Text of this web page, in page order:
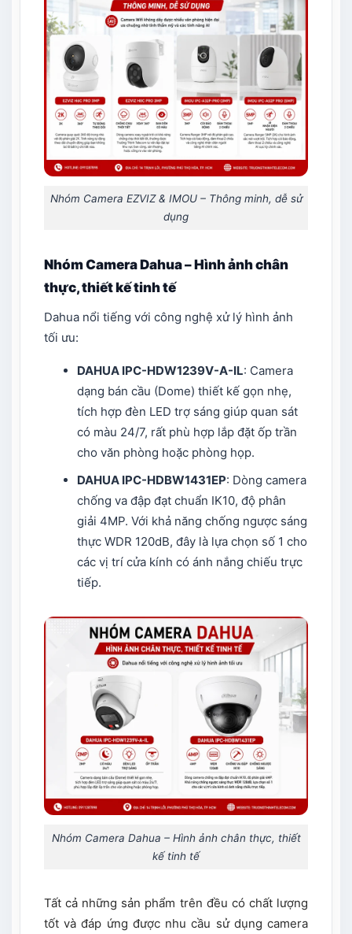
Nhóm Camera EZVIZ & IMOU – Thông minh, dễ sử
dụng
Nhóm Camera Dahua – Hình ảnh chân
thực, thiết kế tinh tế
Dahua nổi tiếng với công nghệ xử lý hình ảnh
tối ưu:
DAHUA IPC-HDW1239V-A-IL: Camera
dạng bán cầu (Dome) thiết kế gọn nhẹ,
tích hợp đèn LED trợ sáng giúp quan sát
có màu 24/7, rất phù hợp lắp đặt ốp trần
cho văn phòng hoặc phòng họp.
DAHUA IPC-HDBW1431EP: Dòng camera
chống va đập đạt chuẩn IK10, độ phân
giải 4MP. Với khả năng chống ngược sáng
thực WDR 120dB, đây là lựa chọn số 1 cho
các vị trí cửa kính có ánh nắng chiếu trực
tiếp.
Nhóm Camera Dahua – Hình ảnh chân thực, thiết
kế tinh tế
Tất cả những sản phẩm trên đều có chất lượng
tốt và đáp ứng được nhu cầu sử dụng camera